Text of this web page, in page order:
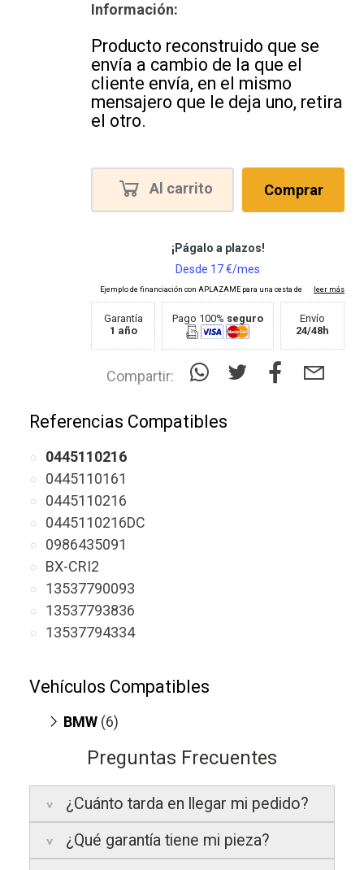
Información:
Producto reconstruido que se
envía a cambio de la que el
cliente envía, en el mismo
mensajero que le deja uno, retira
el otro.
Al carrito Comprar
Garantía
1 año
Pago 100% seguro
Envío
24/48h
Compartir:
Referencias Compatibles
0445110216
0445110161
0445110216
0445110216DC
0986435091
BX-CRI2
13537790093
13537793836
13537794334
Vehículos Compatibles
BMW (6)
320d E46 (motor E46)
330d E46(motor E46)
530d E60(motor E46)
X3 E83
(motor E46)
X5 E53
Preguntas Frecuentes
¿Cuánto tarda en llegar mi pedido?
Península:Entregamos en un plazo
estimado de24 a 48 horas laborables, si
¿Qué garantía tiene mi pieza?